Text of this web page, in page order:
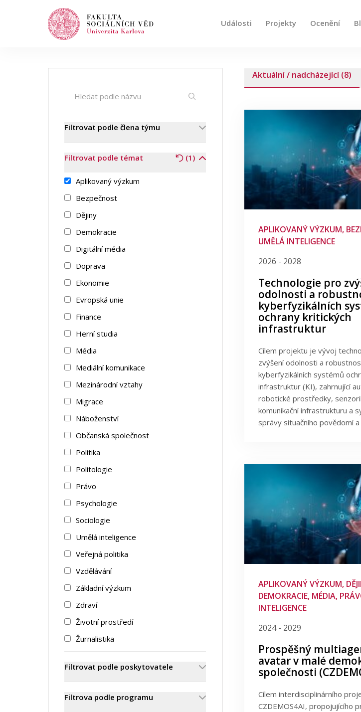
Události Projekty Ocenění
Hledat
Když jsou k dispozici výsledky z našeptávače, použijte šipky nahoru a dolů
Aktuální / nadcházející (8)
APLIKOVANÝ VÝZKUM,
UMĚLÁ INTELIGENCE
2026 - 2028
Technologie pro
odolnosti a
kyberfyzikálních
ochrany kritických
infrastruktur
Cílem projektu je vývoj
zvýšení odolnosti a
kyberfyzikálních systémů
infrastruktur (KI), zahrnující
robotické prostředky,
komunikační infrastrukturu a
správy situačního povědomí
APLIKOVANÝ VÝZKUM,
DEMOKRACIE, MÉDIA,
INTELIGENCE
2024 - 2029
Prospěšný
avatar v malé
společnosti
Cílem interdisciplinárního
CZDEMOS4AI, propojujícího
Filtrovat podle člena týmu
Filtrovat podle témat (1)
Aplikovaný výzkum
Bezpečnost
Dějiny
Demokracie
Digitální média
Doprava
Ekonomie
Evropská unie
Finance
Herní studia
Média
Mediální komunikace
Mezinárodní vztahy
Migrace
Náboženství
Občanská společnost
Politika
Politologie
Právo
Psychologie
Sociologie
Umělá inteligence
Veřejná politika
Vzdělávání
Základní výzkum
Zdraví
Životní prostředí
Žurnalistika
Filtrovat podle poskytovatele
Filtrova podle programu